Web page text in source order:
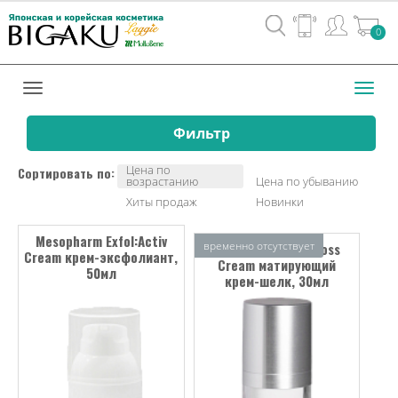
Вход
/
0
Фильтр
Сортировать по: Цена по
возрастанию
Цена по убыванию
Хиты продаж
Новинки
Mesopharm Exfol:Activ
Cream крем-эксфолиант,
50мл
Mesopharm Silk:Gloss
Cream матирующий
крем-шелк, 30мл
временно отсутствует